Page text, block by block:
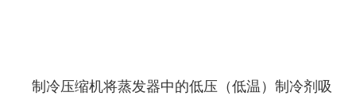
制冷压缩机将蒸发器中的低压（低温）制冷剂吸